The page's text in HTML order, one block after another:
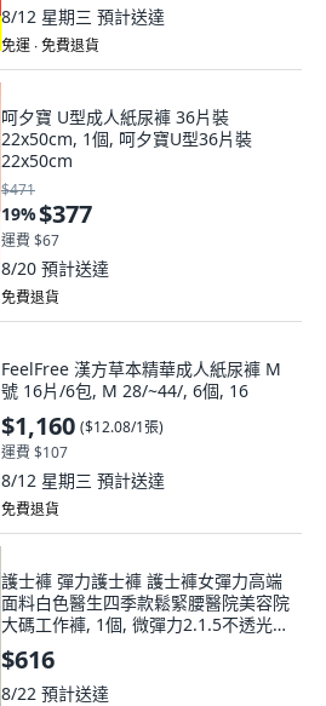
8/12 星期三 預計送達
免運 ∙ 免費退貨
呵夕寶 U型成人紙尿褲 36片裝
22x50cm, 1個, 呵夕寶U型36片裝
22x50cm
$471
19%$377
運費 $67
8/20 預計送達
免費退貨
FeelFree 漢方草本精華成人紙尿褲 M
號 16片/6包, M 28/~44/, 6個, 16
$1,160 ($12.08/1張)
運費 $107
8/12 星期三 預計送達
免費退貨
護士褲 彈力護士褲 護士褲女彈力高端
面料白色醫生四季款鬆緊腰醫院美容院
大碼工作褲, 1個, 微彈力2.1.5不透光免
熨燙鬆緊護士,S 40.0-53.0公斤, S
$616
8/22 預計送達